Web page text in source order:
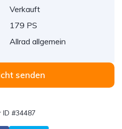
Verkauft
179 PS
Allrad allgemein
senden
ID #34487